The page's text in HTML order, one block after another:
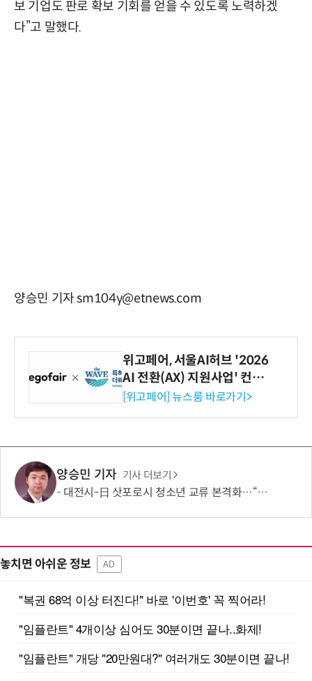
보 기업도 판로 확보 기회를 얻을 수 있도록 노력하겠
다”고 말했다.
양승민 기자 sm104y@etnews.com
위고페어, 서울AI허브 '2026
AI 전환(AX) 지원사업' 컨소
시엄 선정
[위고페어] 뉴스룸 바로가기>
양승민 기자 기사 더보기
대전시-日 삿포로시 청소년 교류 본격화…“미래세대가 잇는 도시외교”
놓치면 아쉬운 정보 AD